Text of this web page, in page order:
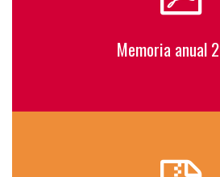
Memoria anual